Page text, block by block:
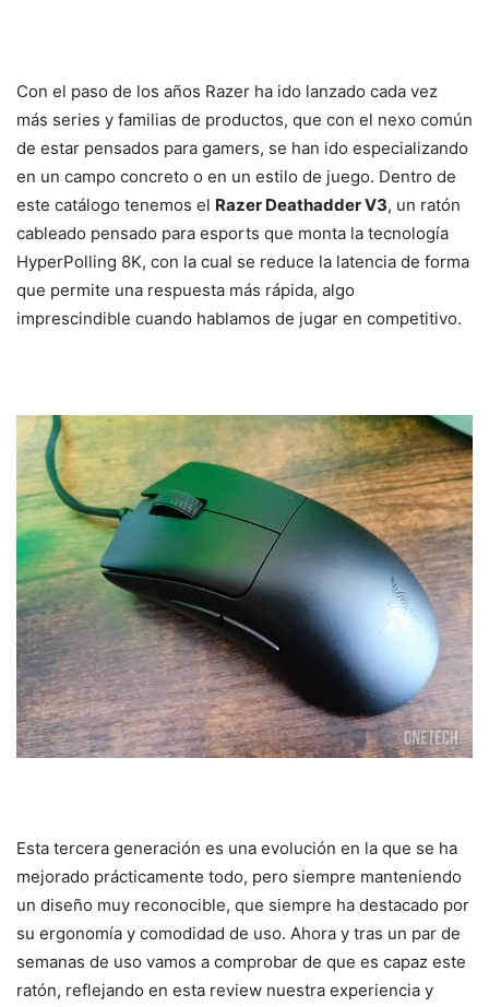
Con el paso de los años Razer ha ido lanzado cada vez
más series y familias de productos, que con el nexo común
de estar pensados para gamers, se han ido especializando
en un campo concreto o en un estilo de juego. Dentro de
este catálogo tenemos el Razer Deathadder V3, un ratón
cableado pensado para esports que monta la tecnología
HyperPolling 8K, con la cual se reduce la latencia de forma
que permite una respuesta más rápida, algo
imprescindible cuando hablamos de jugar en competitivo.
Esta tercera generación es una evolución en la que se ha
mejorado prácticamente todo, pero siempre manteniendo
un diseño muy reconocible, que siempre ha destacado por
su ergonomía y comodidad de uso. Ahora y tras un par de
semanas de uso vamos a comprobar de que es capaz este
ratón, reflejando en esta review nuestra experiencia y